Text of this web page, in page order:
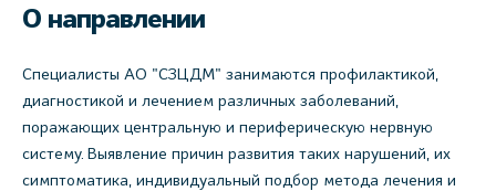
О направлении
Специалисты АО "СЗЦДМ" занимаются профилактикой,
диагностикой и лечением различных заболеваний,
поражающих центральную и периферическую нервную
систему. Выявление причин развития таких нарушений, их
симптоматика, индивидуальный подбор метода лечения и